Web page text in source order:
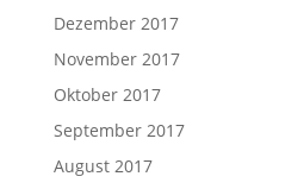
Dezember 2017
November 2017
Oktober 2017
September 2017
August 2017